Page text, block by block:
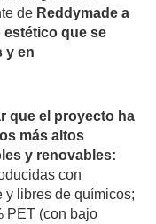
de Reddymade a
que se
y en
que el proyecto ha
más altos
y renovables:
con
y libres de químicos;
PET (con bajo